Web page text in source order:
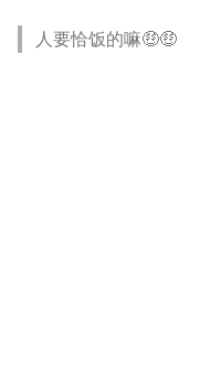
人要恰饭的嘛🤑🤑